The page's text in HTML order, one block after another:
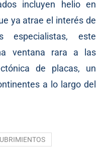
incluyen helio en
ya atrae el interés de
especialistas, este
ventana rara a las
de placas, un
a lo largo del